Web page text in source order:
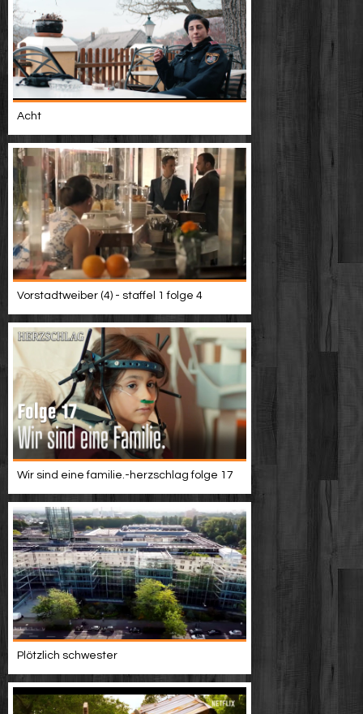
Acht
Vorstadtweiber (4) - staffel 1 folge 4
Wir sind eine familie.-herzschlag folge 17
Plötzlich schwester